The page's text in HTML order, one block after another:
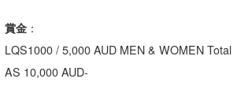
賞金 ：
LQS1000 / 5,000 AUD MEN & WOMEN Total
AS 10,000 AUD-